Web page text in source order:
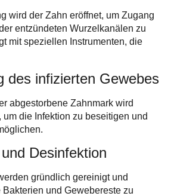
wird der Zahn eröffnet, um Zugang
entzündeten Wurzelkanälen zu
mit speziellen Instrumenten, die
des infizierten Gewebes
abgestorbene Zahnmark wird
die Infektion zu beseitigen und
Desinfektion
gründlich gereinigt und
und Gewebereste zu